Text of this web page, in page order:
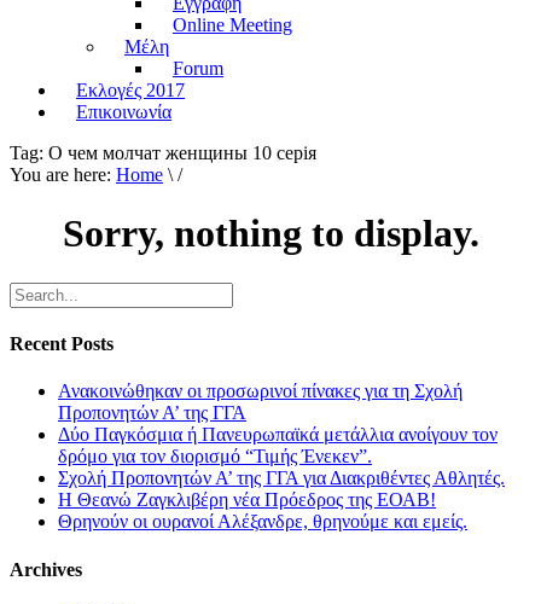
Online Meeting
Μέλη
Forum
Εκλογές 2017
Επικοινωνία
Tag: О чем молчат женщины 10 серiя
You are here: Home \ /
Sorry, nothing to display.
Recent Posts
Ανακοινώθηκαν οι προσωρινοί πίνακες για τη Σχολή
Προπονητών Α’ της ΓΓΑ
Δύο Παγκόσμια ή Πανευρωπαϊκά μετάλλια ανοίγουν τον
δρόμο για τον διορισμό “Τιμής Ένεκεν”.
Σχολή Προπονητών Α’ της ΓΓΑ για Διακριθέντες Αθλητές.
Η Θεανώ Ζαγκλιβέρη νέα Πρόεδρος της ΕΟΑΒ!
Θρηνούν οι ουρανοί Αλέξανδρε, θρηνούμε και εμείς.
Archives